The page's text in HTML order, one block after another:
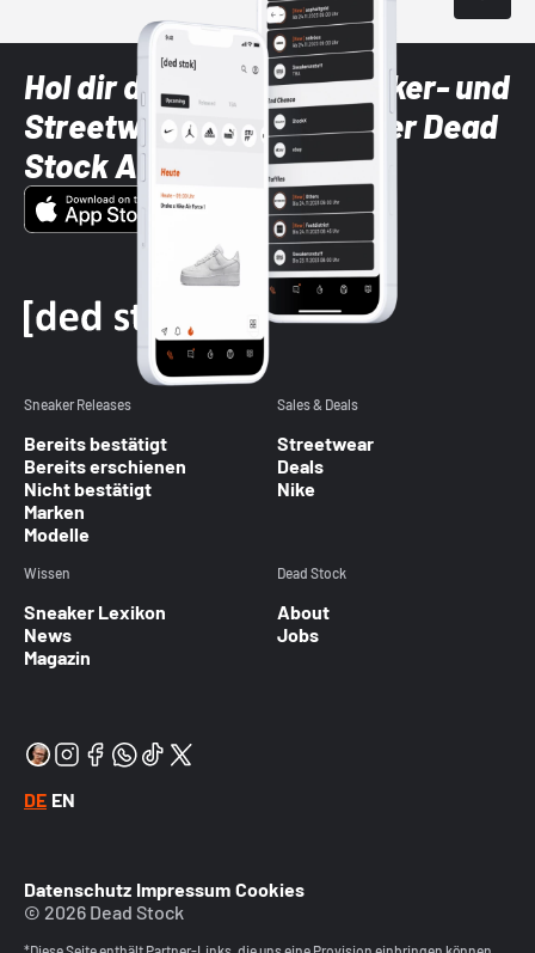
Hol dir die neuesten Sneaker- und
Streetwear-Brands mit der Dead
Stock App
Sneaker Releases
Bereits bestätigt
Bereits erschienen
Nicht bestätigt
Marken
Modelle
Sales & Deals
Streetwear
Deals
Nike
Wissen
Sneaker Lexikon
News
Magazin
Dead Stock
About
Jobs
DE EN
Datenschutz Impressum Cookies
© 2026 Dead Stock